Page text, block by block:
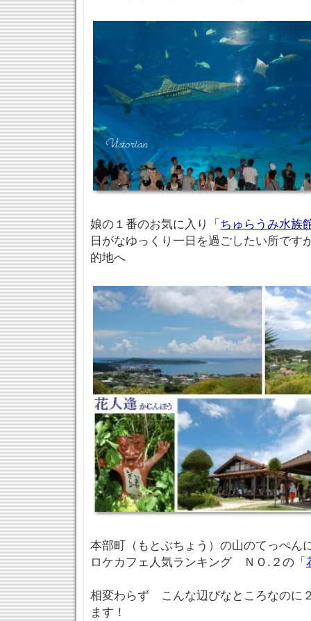
娘の１番のお気に入り「 ちゅらうみ水族
日がなゆっくり一日を過ごしたい所で
的地へ
本部町（もとぶちょう）の山のてっぺん
ロケカフェ人気ランキング ＮＯ.２の「
相変わらず こんな辺ぴなところなのに
ます！